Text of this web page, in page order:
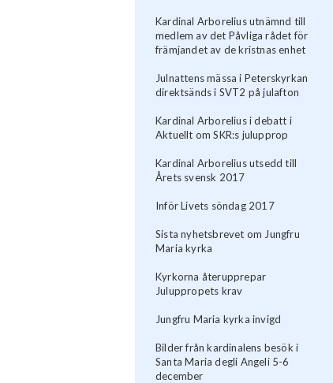
Kardinal Arborelius utnämnd till
medlem av det Påvliga rådet för
främjandet av de kristnas enhet
Julnattens mässa i Peterskyrkan
direktsänds i SVT2 på julafton
Kardinal Arborelius i debatt i
Aktuellt om SKR:s julupprop
Kardinal Arborelius utsedd till
Årets svensk 2017
Inför Livets söndag 2017
Sista nyhetsbrevet om Jungfru
Maria kyrka
​Kyrkorna återupprepar
Juluppropets krav
Jungfru Maria kyrka invigd
Bilder från kardinalens besök i
Santa Maria degli Angeli 5-6
december